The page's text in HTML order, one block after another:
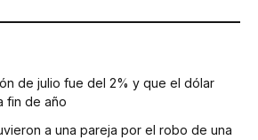
de julio fue del 2% y que el dólar
fin de año
a una pareja por el robo de una